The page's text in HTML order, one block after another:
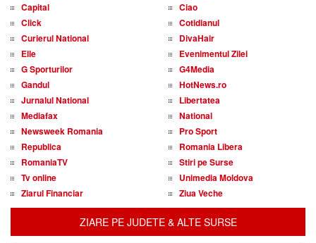
Capital
Ciao
Click
Cotidianul
Curierul National
DivaHair
Elle
Evenimentul Zilei
G Sporturilor
G4Media
Gandul
HotNews.ro
Jurnalul National
Libertatea
Mediafax
National
Newsweek Romania
Pro Sport
Republica
Romania Libera
RomaniaTV
Stiri pe Surse
Tv online
Unimedia Moldova
Ziarul Financiar
Ziua Veche
ZIARE PE JUDETE & ALTE SURSE